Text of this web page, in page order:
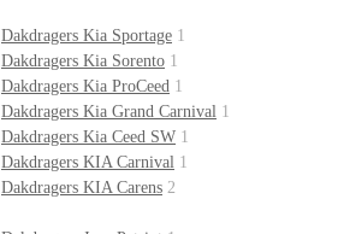
Dakdragers Kia Sportage 1
Dakdragers Kia Sorento 1
Dakdragers Kia ProCeed 1
Dakdragers Kia Grand Carnival 1
Dakdragers Kia Ceed SW 1
Dakdragers KIA Carnival 1
Dakdragers KIA Carens 2